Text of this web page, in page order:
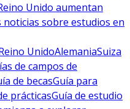
Unido aumentan
noticias sobre estudios en
UnidoAlemaniaSuiza
de campos de
de becasGuía para
prácticasGuía de estudio